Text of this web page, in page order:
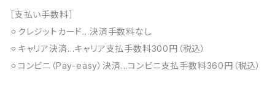
［支払い手数料］
⚪︎クレジットカード…決済手数料なし
⚪︎キャリア決済…キャリア支払手数料300円（税込）
⚪︎コンビニ（Pay-easy）決済…コンビニ支払手数料360円（税込）